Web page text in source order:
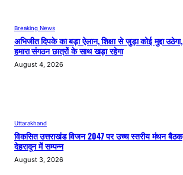
Breaking News
अभिजीत दिपके का बड़ा ऐलान, शिक्षा से जुड़ा कोई मुद्दा उठेगा,
हमारा संगठन छात्रों के साथ खड़ा रहेगा
August 4, 2026
Uttarakhand
विकसित उत्तराखंड विजन 2047 पर उच्च स्तरीय मंथन बैठक
देहरादून में सम्पन्न
August 3, 2026